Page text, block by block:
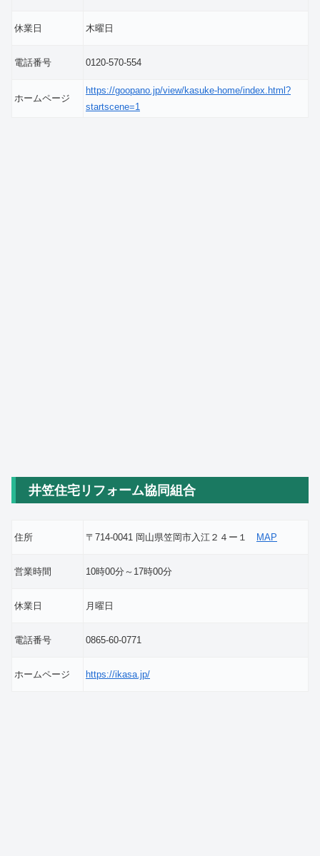
休業日 木曜日
電話番号 0120-570-554
ホームページ
https://goopano.jp/view/kasuke-home/index.html?
startscene=1
井笠住宅リフォーム協同組合
住所 〒714-0041 岡山県笠岡市入江２４ー１ MAP
営業時間 10時00分～17時00分
休業日 月曜日
電話番号 0865-60-0771
ホームページ https://ikasa.jp/